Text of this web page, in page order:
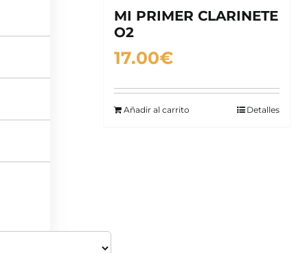
MI PRIMER CLARINETE
O2
17.00€
Añadir al carrito Detalles